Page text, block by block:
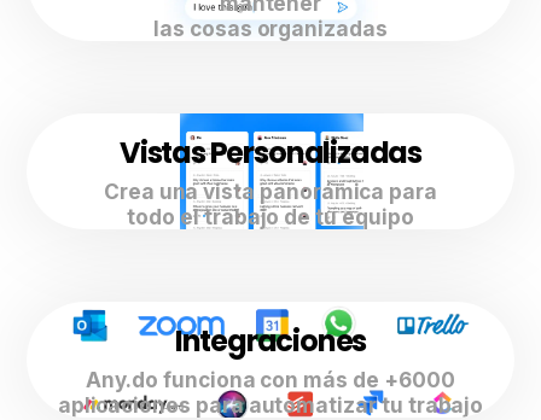
las cosas organizadas
Vistas Personalizadas
Crea una vista panorámica para
todo el trabajo de tu equipo
Integraciones
Any.do funciona con más de +6000
aplicaciones para automatizar tu trabajo